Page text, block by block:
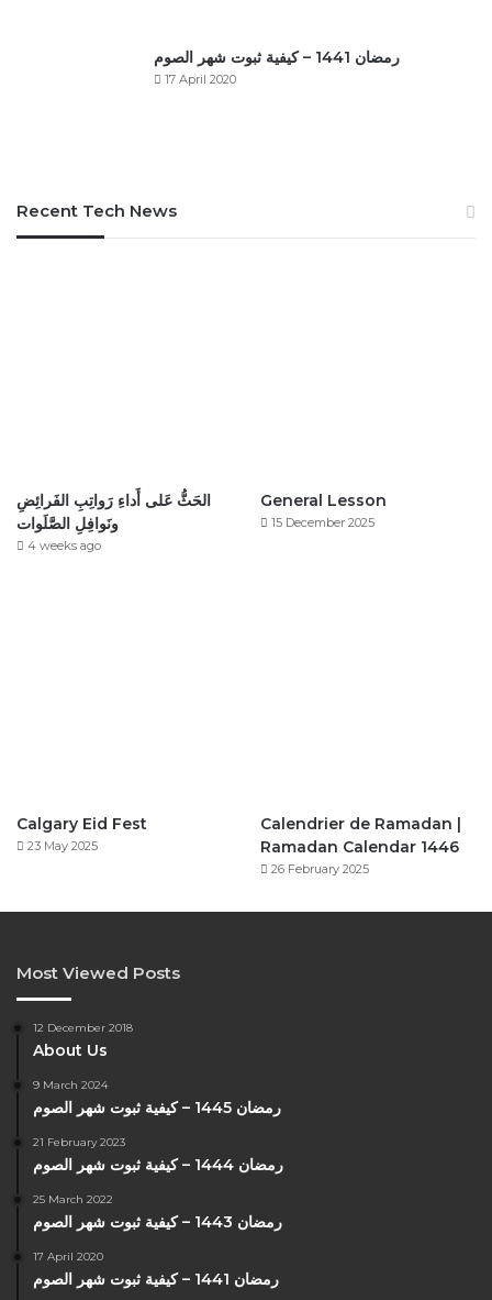
رمضان 1441 – كيفية ثبوت شهر الصوم
17 April 2020
Recent Tech News
الحَثُّ عَلى أَداءِ رَواتِبِ الفَرائِضِ
ونَوافِلِ الصَّلَوات
4 weeks ago
General Lesson
15 December 2025
Calgary Eid Fest
23 May 2025
Calendrier de Ramadan |
Ramadan Calendar 1446
26 February 2025
Most Viewed Posts
12 December 2018
About Us
9 March 2024
رمضان 1445 – كيفية ثبوت شهر الصوم
21 February 2023
رمضان 1444 – كيفية ثبوت شهر الصوم
25 March 2022
رمضان 1443 – كيفية ثبوت شهر الصوم
17 April 2020
رمضان 1441 – كيفية ثبوت شهر الصوم